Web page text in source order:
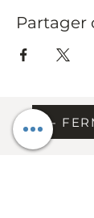
Partager
X -